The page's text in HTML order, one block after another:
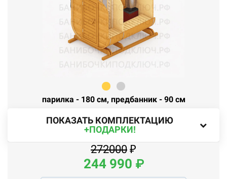
парилка - 180 см, предбанник - 90 см
ПОКАЗАТЬ КОМПЛЕКТАЦИЮ
+ПОДАРКИ!
272000 ₽
244 990 ₽